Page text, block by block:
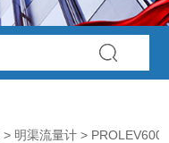
> 明渠流量计 > PROLEV600